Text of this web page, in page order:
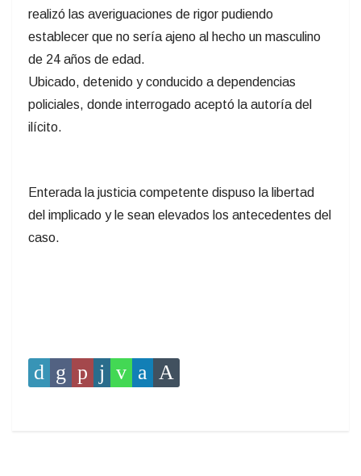
realizó las averiguaciones de rigor pudiendo
establecer que no sería ajeno al hecho un masculino
de 24 años de edad.
Ubicado, detenido y conducido a dependencias
policiales, donde interrogado aceptó la autoría del
ilícito.
Enterada la justicia competente dispuso la libertad
del implicado y le sean elevados los antecedentes del
caso.